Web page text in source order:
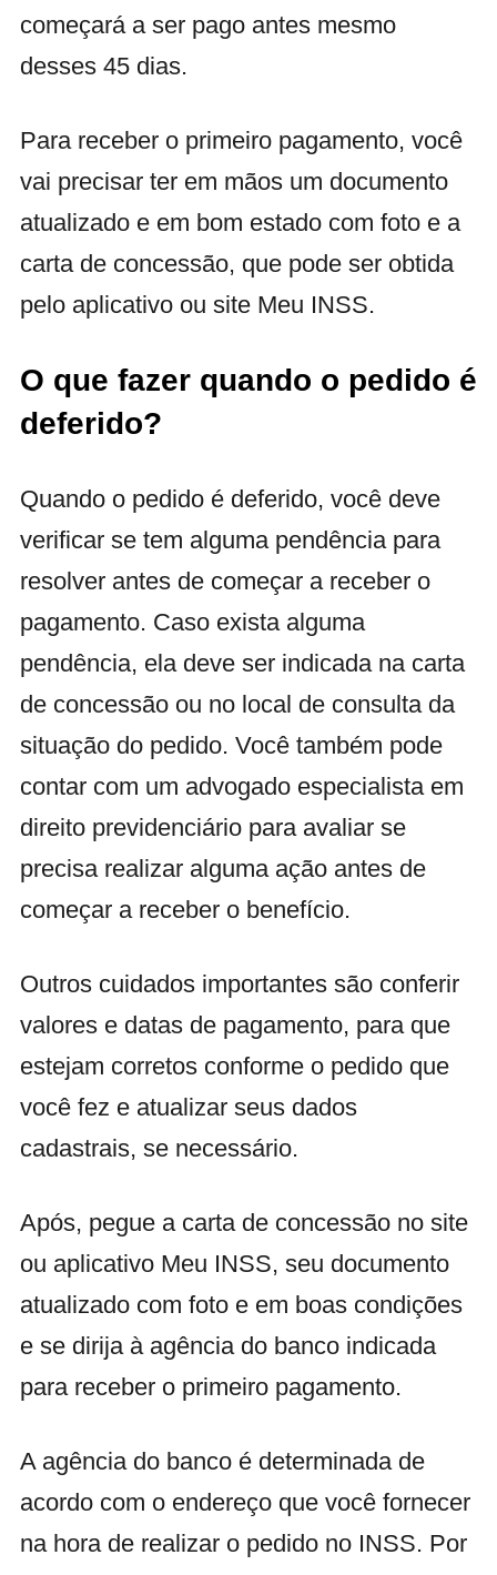
começará a ser pago antes mesmo
desses 45 dias.
Para receber o primeiro pagamento, você
vai precisar ter em mãos um documento
atualizado e em bom estado com foto e a
carta de concessão, que pode ser obtida
pelo aplicativo ou site Meu INSS.
O que fazer quando o pedido é
deferido?
Quando o pedido é deferido, você deve
verificar se tem alguma pendência para
resolver antes de começar a receber o
pagamento. Caso exista alguma
pendência, ela deve ser indicada na carta
de concessão ou no local de consulta da
situação do pedido. Você também pode
contar com um advogado especialista em
direito previdenciário para avaliar se
precisa realizar alguma ação antes de
começar a receber o benefício.
Outros cuidados importantes são conferir
valores e datas de pagamento, para que
estejam corretos conforme o pedido que
você fez e atualizar seus dados
cadastrais, se necessário.
Após, pegue a carta de concessão no site
ou aplicativo Meu INSS, seu documento
atualizado com foto e em boas condições
e se dirija à agência do banco indicada
para receber o primeiro pagamento.
A agência do banco é determinada de
acordo com o endereço que você fornecer
na hora de realizar o pedido no INSS. Por